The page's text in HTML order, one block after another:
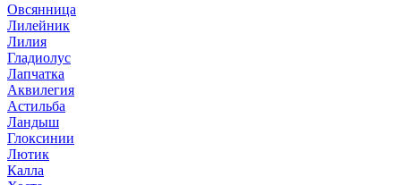
Овсянница
Лилейник
Лилия
Гладиолус
Лапчатка
Аквилегия
Астильба
Ландыш
Глоксинии
Лютик
Калла